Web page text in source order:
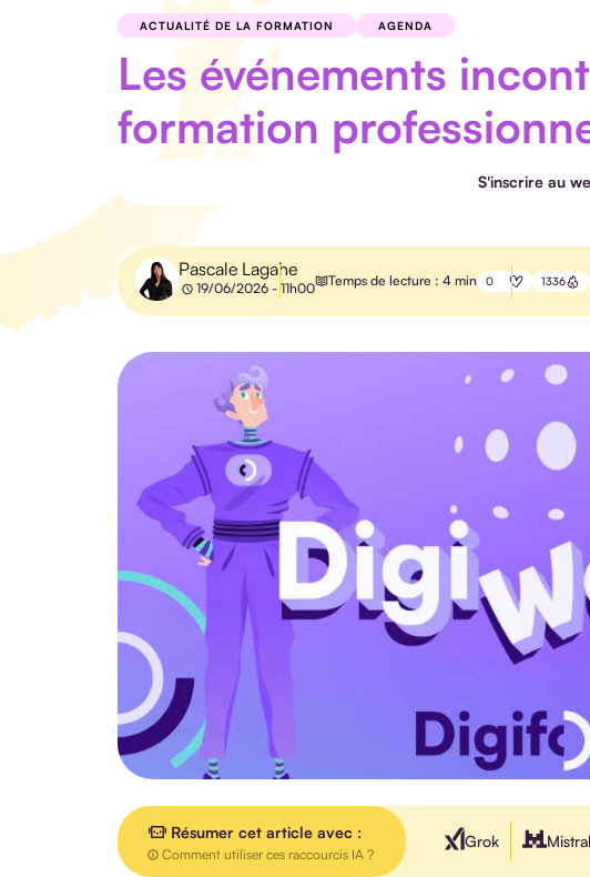
ACTUALITÉ DE LA FORMATION AGENDA
Les événements
formation
S'inscrire au
Pascale Lagahe
19/06/2026 - 11h00 Temps de lecture : 4 min 0 1336
Résumer cet article avec :
Comment utiliser ces raccourcis IA ?
Grok Mistral